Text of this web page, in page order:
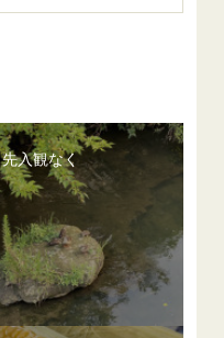
先入観なく